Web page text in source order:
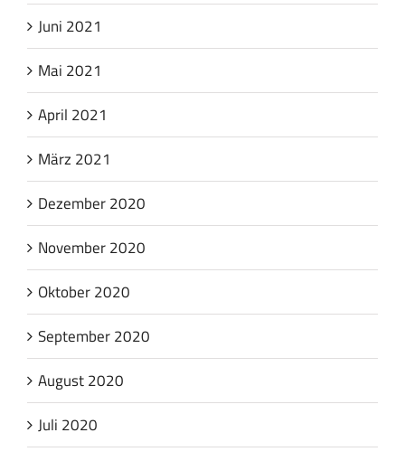
Juni 2021
Mai 2021
April 2021
März 2021
Dezember 2020
November 2020
Oktober 2020
September 2020
August 2020
Juli 2020